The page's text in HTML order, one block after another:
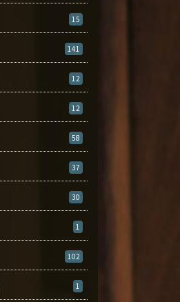
15
141
12
12
58
37
30
1
102
1